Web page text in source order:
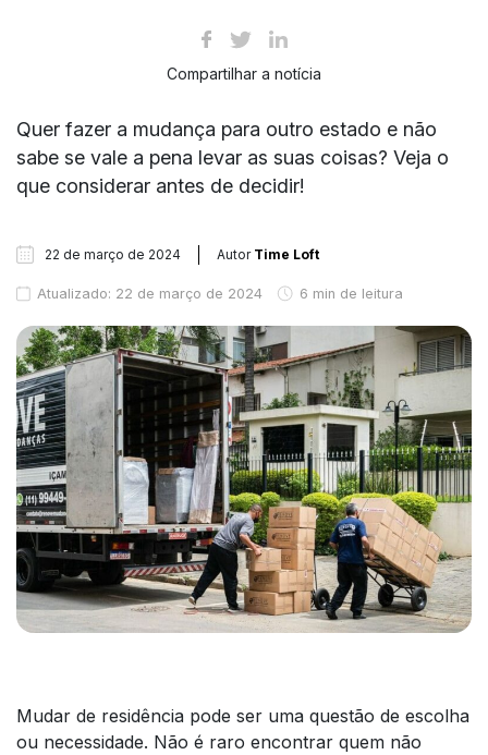
Compartilhar a notícia
Quer fazer a mudança para outro estado e não
sabe se vale a pena levar as suas coisas? Veja o
que considerar antes de decidir!
22 de março de 2024 Autor Time Loft
Atualizado: 22 de março de 2024 6 min de leitura
Mudar de residência pode ser uma questão de escolha
ou necessidade. Não é raro encontrar quem não